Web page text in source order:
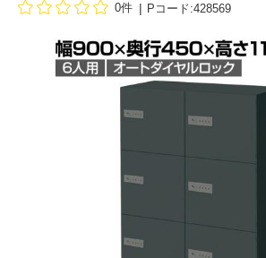
0件 Pコード:428569